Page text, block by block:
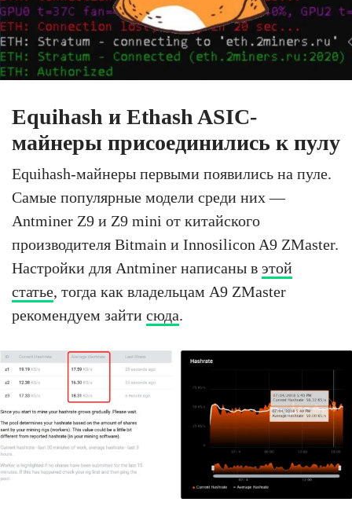
Equihash и Ethash ASIC-
майнеры присоединились к пулу
Equihash-майнеры первыми появились на пуле.
Самые популярные модели среди них —
Antminer Z9 и Z9 mini от китайского
производителя Bitmain и Innosilicon A9 ZMaster.
Настройки для Antminer написаны в этой
статье, тогда как владельцам A9 ZMaster
рекомендуем зайти сюда.